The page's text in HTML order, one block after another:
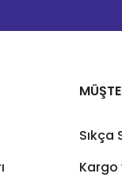
Sıkça
Kargo